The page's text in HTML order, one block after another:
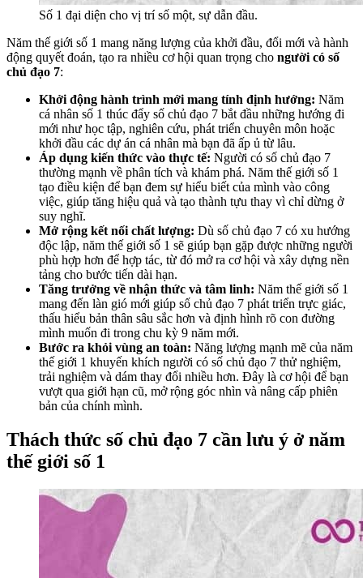
Số 1 đại diện cho vị trí số một, sự dẫn đầu.
Năm thế giới số 1 mang năng lượng của khởi đầu, đổi mới và hành
động quyết đoán, tạo ra nhiều cơ hội quan trọng cho người có số
chủ đạo 7:
Khởi động hành trình mới mang tính định hướng: Năm
cá nhân số 1 thúc đẩy số chủ đạo 7 bắt đầu những hướng đi
mới như học tập, nghiên cứu, phát triển chuyên môn hoặc
khởi đầu các dự án cá nhân mà bạn đã ấp ủ từ lâu.
Áp dụng kiến thức vào thực tế: Người có số chủ đạo 7
thường mạnh về phân tích và khám phá. Năm thế giới số 1
tạo điều kiện để bạn đem sự hiểu biết của mình vào công
việc, giúp tăng hiệu quả và tạo thành tựu thay vì chỉ dừng ở
suy nghĩ.
Mở rộng kết nối chất lượng: Dù số chủ đạo 7 có xu hướng
độc lập, năm thế giới số 1 sẽ giúp bạn gặp được những người
phù hợp hơn để hợp tác, từ đó mở ra cơ hội và xây dựng nền
tảng cho bước tiến dài hạn.
Tăng trưởng về nhận thức và tâm linh: Năm thế giới số 1
mang đến làn gió mới giúp số chủ đạo 7 phát triển trực giác,
thấu hiểu bản thân sâu sắc hơn và định hình rõ con đường
mình muốn đi trong chu kỳ 9 năm mới.
Bước ra khỏi vùng an toàn: Năng lượng mạnh mẽ của năm
thế giới 1 khuyến khích người có số chủ đạo 7 thử nghiệm,
trải nghiệm và dám thay đổi nhiều hơn. Đây là cơ hội để bạn
vượt qua giới hạn cũ, mở rộng góc nhìn và nâng cấp phiên
bản của chính mình.
Thách thức số chủ đạo 7 cần lưu ý ở năm
thế giới số 1